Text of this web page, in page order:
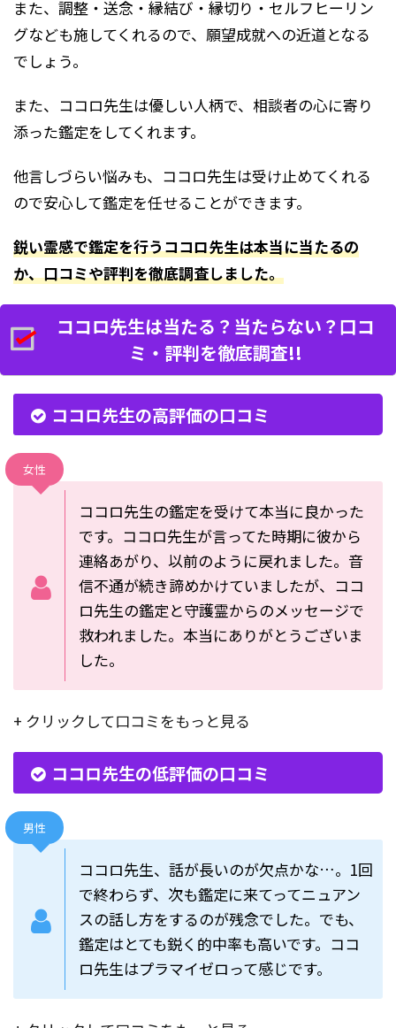
また、調整・送念・縁結び・縁切り・セルフヒーリン
グなども施してくれるので、願望成就への近道となる
でしょう。
また、ココロ先生は優しい人柄で、相談者の心に寄り
添った鑑定をしてくれます。
他言しづらい悩みも、ココロ先生は受け止めてくれる
ので安心して鑑定を任せることができます。
鋭い霊感で鑑定を行うココロ先生は本当に当たるの
か、口コミや評判を徹底調査しました。
ココロ先生は当たる？当たらない？口コ
ミ・評判を徹底調査!!
ココロ先生の高評価の口コミ
女性
ココロ先生の鑑定を受けて本当に良かった
です。ココロ先生が言ってた時期に彼から
連絡あがり、以前のように戻れました。音
信不通が続き諦めかけていましたが、ココ
ロ先生の鑑定と守護霊からのメッセージで
救われました。本当にありがとうございま
した。
+ クリックして口コミをもっと見る
ココロ先生の低評価の口コミ
男性
ココロ先生、話が長いのが欠点かな…。1回
で終わらず、次も鑑定に来てってニュアン
スの話し方をするのが残念でした。でも、
鑑定はとても鋭く的中率も高いです。ココ
ロ先生はプラマイゼロって感じです。